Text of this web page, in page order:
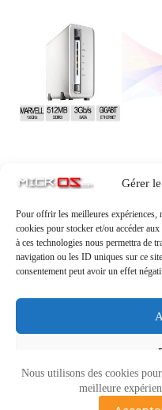
Gérer
Pour offrir les meilleures expériences,
cookies pour stocker et/ou accéder
à ces technologies nous permettra de
navigation ou les ID uniques sur ce
consentement peut avoir un effet
Voir
Nous utilisons des cookies
meilleure
Laisser un commentaire
Vous devez